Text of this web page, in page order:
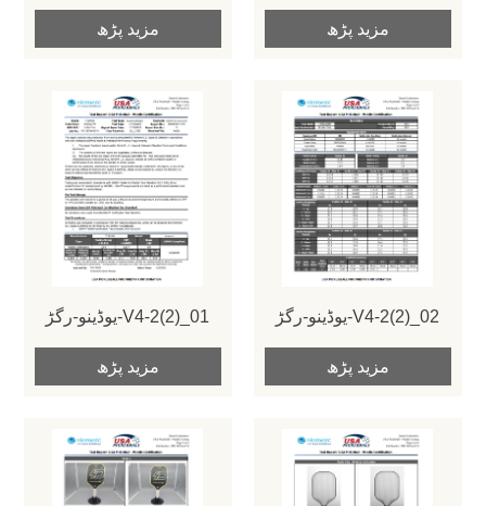
مزید پڑھ مزید پڑھ
یوڈینو-رگڑ-V4-2(2)_01
مزید پڑھ
یوڈینو-رگڑ-V4-2(2)_02
مزید پڑھ